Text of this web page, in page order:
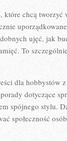
chcą tworzyć
ujęć, jak
To
dla hobbystów
dotyczące
spójnego stylu.
społeczność